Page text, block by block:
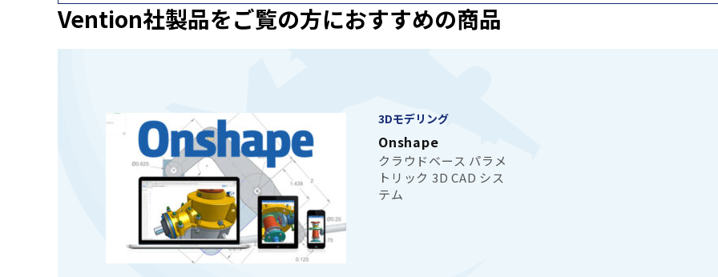
Vention社製品をご覧の方におすすめの商品
3Dモデリング
Onshape
クラウドベース パラメ
トリック 3D CAD シス
テム